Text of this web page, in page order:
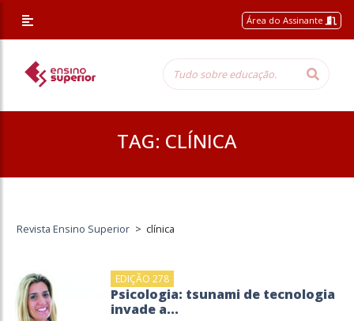
Área do Assinante
TAG: CLÍNICA
Revista Ensino Superior > clínica
EDIÇÃO 278
Psicologia: tsunami de tecnologia
invade a...